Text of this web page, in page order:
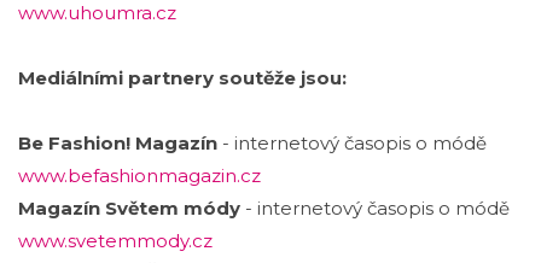
www.uhoumra.cz
Mediálními partnery soutěže jsou:
Be Fashion! Magazín - internetový časopis o módě
www.befashionmagazin.cz
Magazín Světem módy - internetový časopis o módě
www.svetemmody.cz